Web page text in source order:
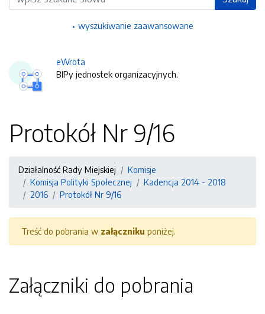
wyszukiwanie zaawansowane
eWrota
BIPy jednostek organizacyjnych.
Protokół Nr 9/16
Działalność Rady Miejskiej
Komisje
Komisja Polityki Społecznej
Kadencja 2014 - 2018
2016
Protokół Nr 9/16
Treść do pobrania w załączniku poniżej.
Załączniki do pobrania